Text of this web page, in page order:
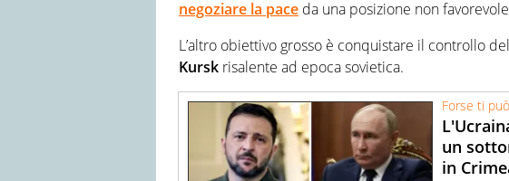
negoziare la pace da una posizione non
L’altro obiettivo grosso è conquistare il controllo
Kursk risalente ad epoca sovietica.
Forse ti
un
in